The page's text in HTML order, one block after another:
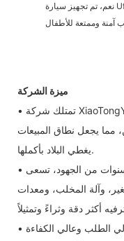
نعم، تم تجهيز سيارة Ufo Bumper Car بأحزمة أمان ومصدات
ميزة الشركة
• تمتلك شركة XiaoTongYao منافذ بيع في العديد من المقاطعات
مما يجعل نطاق المبيعات
يغطي البلاد بأكملها.
• من خلال سنوات من الجهود، تسعى XiaoTongYao إلى جعل سيارة
وآلة المخلب، ومعدات
• تتمتع شركتنا بفريق عمل عالي الجودة وعالي الطلب وعالي الكفاءة